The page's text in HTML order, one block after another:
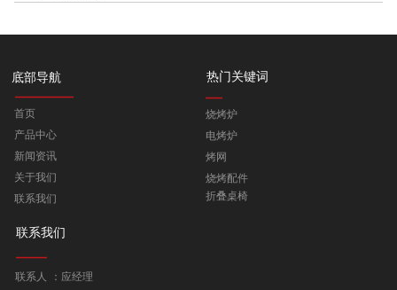
底部导航
首页
产品中心
新闻资讯
关于我们
联系我们
热门关键词
烧烤炉
电烤炉
烤网
烧烤配件
折叠桌椅
联系我们
联系人 ：应经理